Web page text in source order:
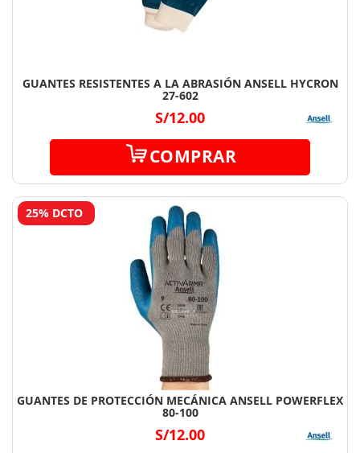
GUANTES RESISTENTES A LA ABRASIÓN ANSELL HYCRON
27-602
S/12.00
COMPRAR
25% DCTO
GUANTES DE PROTECCIÓN MECÁNICA ANSELL POWERFLEX
80-100
S/12.00